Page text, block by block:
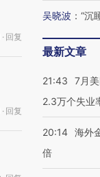
· 回复
· 回复
吴晓波 ： “沉
最新文章
21:43
7月
2.3万个失业
20:14 海外
倍